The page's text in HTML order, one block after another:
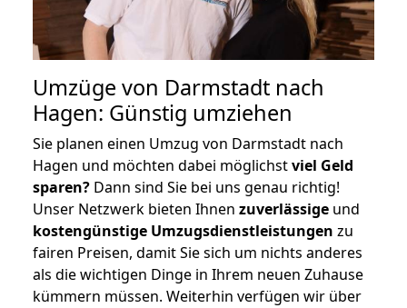
Umzüge von Darmstadt nach
Hagen: Günstig umziehen
Sie planen einen Umzug von Darmstadt nach
Hagen und möchten dabei möglichstviel Geld
sparen? Dann sind Sie bei uns genau richtig!
Unser Netzwerk bieten Ihnen zuverlässige und
kostengünstige Umzugsdienstleistungen zu
fairen Preisen, damit Sie sich um nichts anderes
als die wichtigen Dinge in Ihrem neuen Zuhause
kümmern müssen. Weiterhin verfügen wir über